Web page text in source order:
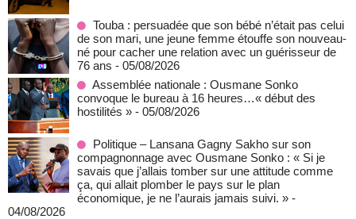
Touba : persuadée que son bébé n’était pas celui
de son mari, une jeune femme étouffe son nouveau-
né pour cacher une relation avec un guérisseur de
76 ans - 05/08/2026
Assemblée nationale : Ousmane Sonko
convoque le bureau à 16 heures…« début des
hostilités » - 05/08/2026
Politique – Lansana Gagny Sakho sur son
compagnonnage avec Ousmane Sonko : « Si je
savais que j’allais tomber sur une attitude comme
ça, qui allait plomber le pays sur le plan
économique, je ne l’aurais jamais suivi. » -
04/08/2026